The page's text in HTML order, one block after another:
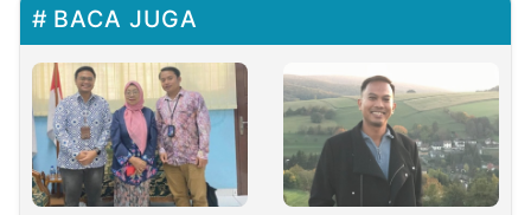
BACA JUGA